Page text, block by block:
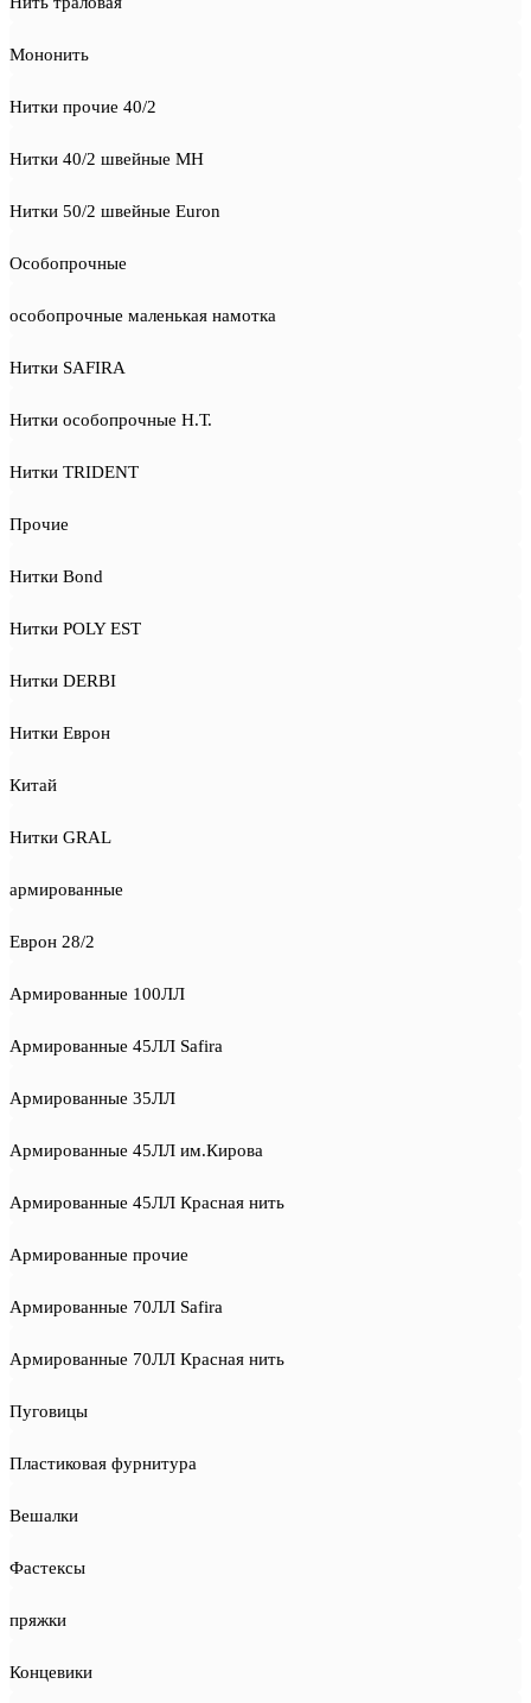
Мононить
Нитки прочие 40/2
Нитки 40/2 швейные MH
Нитки 50/2 швейные Euron
Особопрочные
особопрочные маленькая намотка
Нитки SAFIRA
Нитки особопрочные Н.Т.
Нитки TRIDENT
Прочие
Нитки Bond
Нитки POLY EST
Нитки DERBI
Нитки Еврон
Китай
Нитки GRAL
армированные
Еврон 28/2
Армированные 100ЛЛ
Армированные 45ЛЛ Safira
Армированные 35ЛЛ
Армированные 45ЛЛ им.Кирова
Армированные 45ЛЛ Красная нить
Армированные прочие
Армированные 70ЛЛ Safira
Армированные 70ЛЛ Красная нить
Пуговицы
Пластиковая фурнитура
Вешалки
Фастексы
пряжки
Концевики